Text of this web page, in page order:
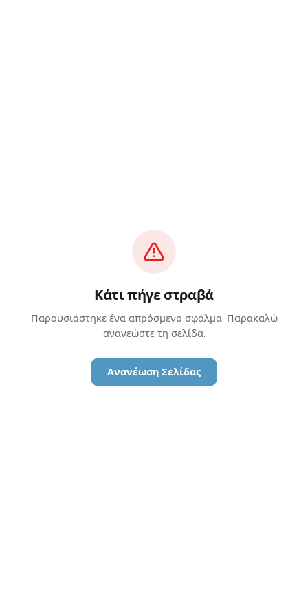
Κάτι πήγε στραβά
Παρουσιάστηκε ένα απρόσμενο σφάλμα. Παρακαλώ
ανανεώστε τη σελίδα.
Ανανέωση Σελίδας